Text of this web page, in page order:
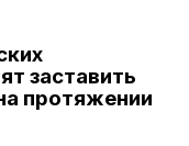
заставить
протяжении